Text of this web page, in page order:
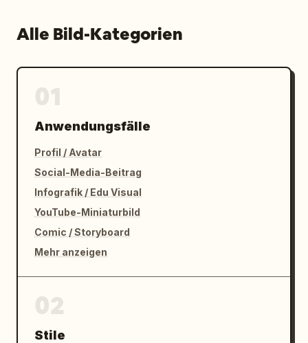
Alle Bild-Kategorien
Anwendungsfälle
Profil / Avatar
Social-Media-Beitrag
Infografik / Edu Visual
YouTube-Miniaturbild
Comic / Storyboard
Mehr anzeigen
Stile